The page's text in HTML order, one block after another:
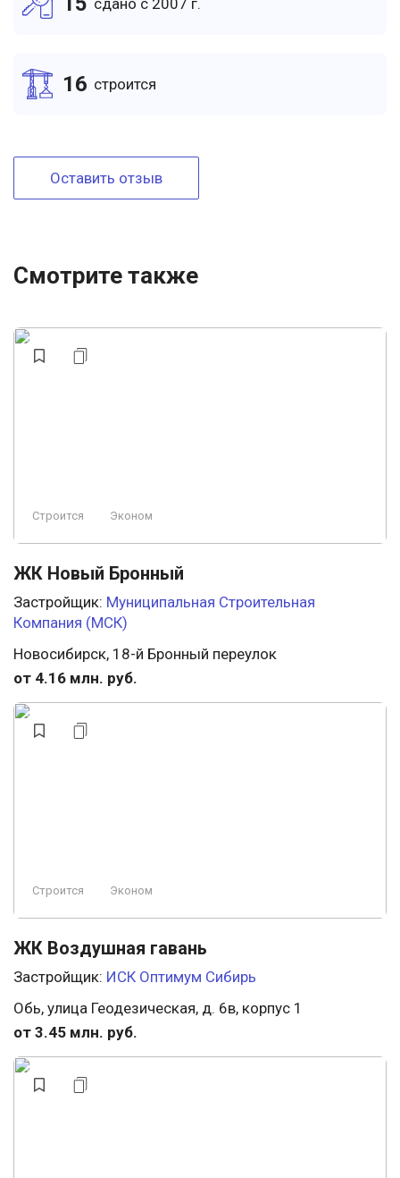
16 cтроится
Оставить отзыв
Смотрите также
Строится Эконом
ЖК Новый Бронный
Застройщик: Муниципальная Строительная
Компания (МСК)
Новосибирск, 18-й Бронный переулок
от 4.16 млн. руб.
Строится Эконом
ЖК Воздушная гавань
Застройщик: ИСК Оптимум Сибирь
Обь, улица Геодезическая, д. 6в, корпус 1
от 3.45 млн. руб.